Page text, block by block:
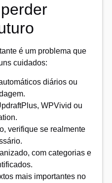
é um problema que
cuidados:
diários ou
WPVivid ou
verifique se realmente
com categorias e
mais importantes no